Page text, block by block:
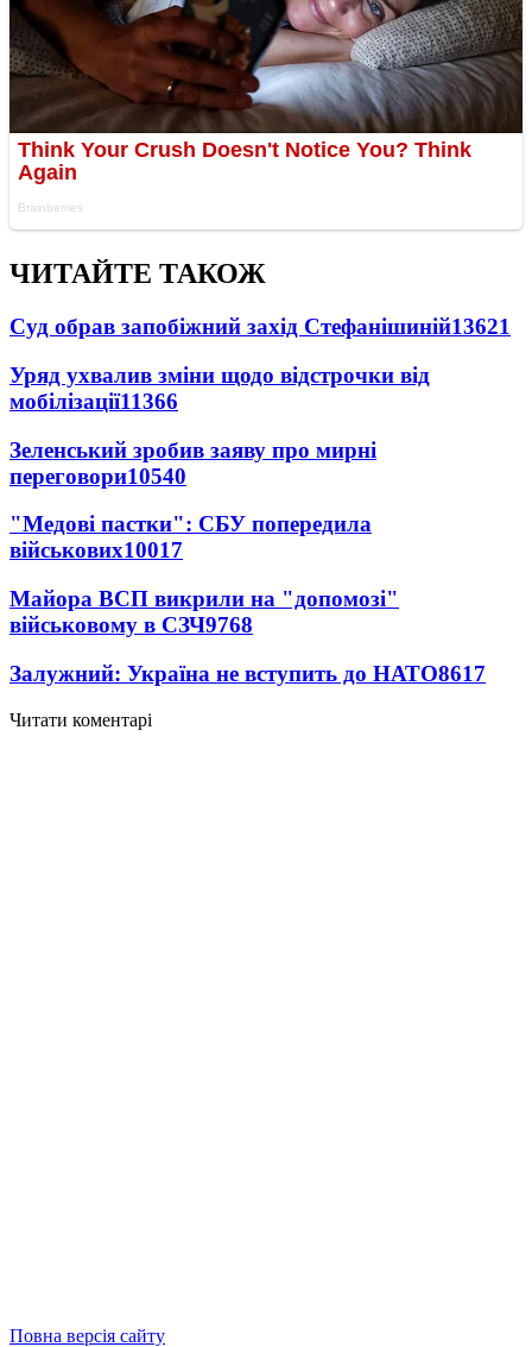
ЧИТАЙТЕ ТАКОЖ
Суд обрав запобіжний захід Стефанішиній13621
Уряд ухвалив зміни щодо відстрочки від
мобілізації11366
Зеленський зробив заяву про мирні
переговори10540
"Медові пастки": СБУ попередила
військових10017
Майора ВСП викрили на "допомозі"
військовому в СЗЧ9768
Залужний: Україна не вступить до НАТО8617
Читати коментарі
Повна версія сайту